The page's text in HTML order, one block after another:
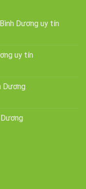
Dương uy tín
uy tín
Dương